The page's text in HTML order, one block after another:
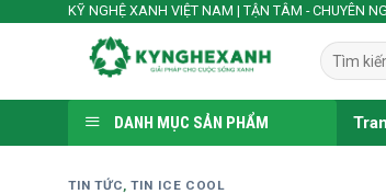
KỸ NGHỆ XANH VIỆT NAM | TẬN TÂM - CHUYÊN
Tìm
kiếm:
DANH MỤC SẢN PHẨM
TIN TỨC ,TIN ICE COOL